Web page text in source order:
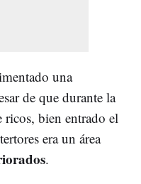
una
de que durante la
ricos, bien entrado el
era un área
.